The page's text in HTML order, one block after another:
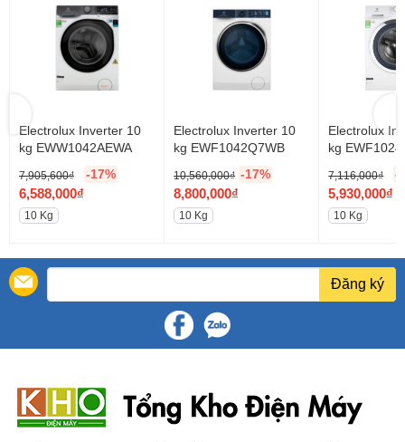
Smart Inverter – Khẽ khàng như lời thì thầm
Smart Inverter Motor™ của LG vận hành mượt mà và êm ái.
Tự động giặt sơ
Khóa trẻ em
Electrolux Inverter 10
kg EWW1042AEWA
7,905,600₫
G
i
ố
c
:
,
9
0
6,588,000₫
G
h
i
t
i
à
-17%
10 Kg
Electrolux Inverter 10
kg EWF1042Q7WB
10,560,000₫
G
i
ố
l
à
:
,
8,800,000₫
G
h
ệ
n
t
l
-17%
10 Kg
Electrolux
kg
7,116,000₫
G
i
ố
c
:
,
1
5,930,000₫
G
h
t
i
l
-
10 Kg
Đăng ký